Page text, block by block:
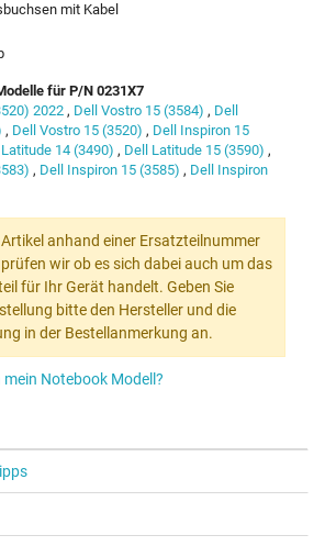
mit Kabel
für P/N 0231X7
2022 , Dell Vostro 15 (3584) , Dell
, Dell Vostro 15 (3520) , Dell Inspiron 15
14 (3490) , Dell Latitude 15 (3590) ,
, Dell Inspiron 15 (3585) , Dell Inspiron
anhand einer Ersatzteilnummer
wir ob es sich dabei auch um das
für Ihr Gerät handelt. Geben Sie
bitte den Hersteller und die
in der Bestellanmerkung an.
Notebook Modell?